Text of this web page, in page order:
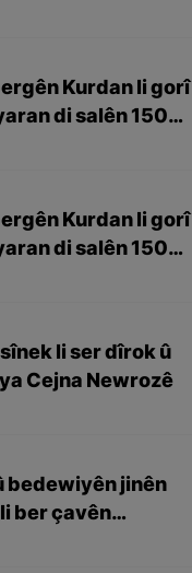
Kurdan li gorî
di salên 1501-
Kurdan li gorî
di salên 1501-
li ser dîrok û
Cejna Newrozê
bedewiyên jinên
ber çavên